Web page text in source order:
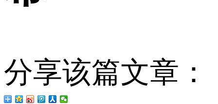
分享该篇文章：